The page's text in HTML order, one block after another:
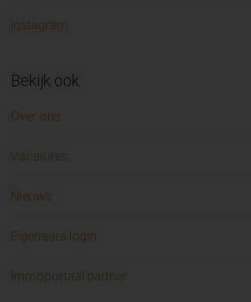
Instagram
Bekijk ook
Over ons
Vacatures
Nieuws
Eigenaars login
Immoportaal partner